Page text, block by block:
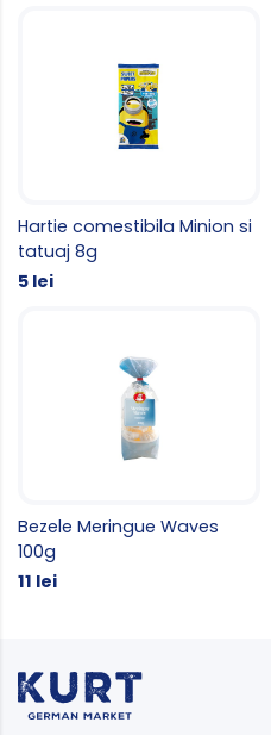
Hartie comestibila Minion si
tatuaj 8g
5 lei
Bezele Meringue Waves
100g
11 lei